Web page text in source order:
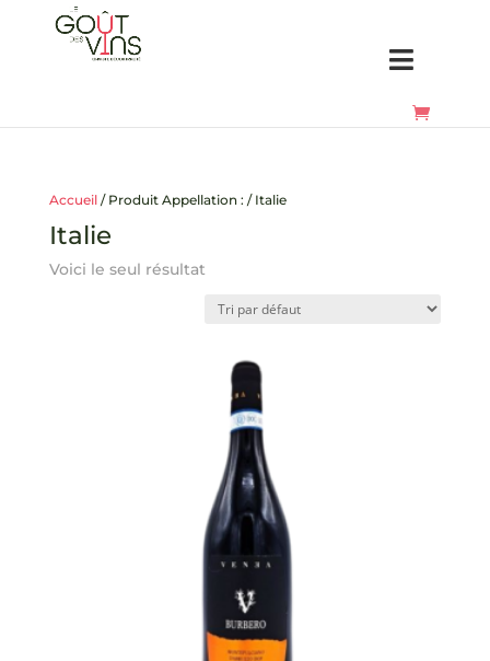
Accueil/ Produit Appellation : / Italie
Italie
Voici le seul résultat